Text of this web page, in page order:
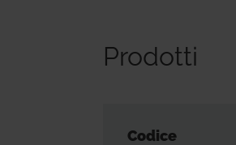
Prodotti
Codice